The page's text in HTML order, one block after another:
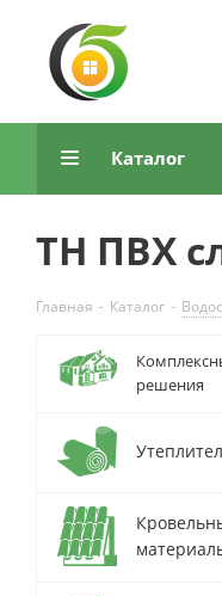
Каталог
ТН ПВХ
Главная - Каталог -
решения